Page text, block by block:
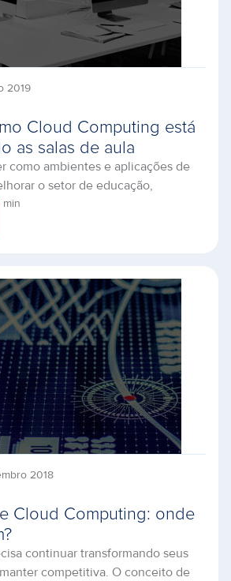
2019
Cloud Computing está
as salas de aula
como ambientes e aplicações de
o setor de educação,
melhor o conceito base de Cloud
é Cloud Computing e qual sua
de educação? Cloud computing
dados. A ideia principal da
min
2018
Cloud Computing: onde
continuar transformando seus
competitiva. O conceito de